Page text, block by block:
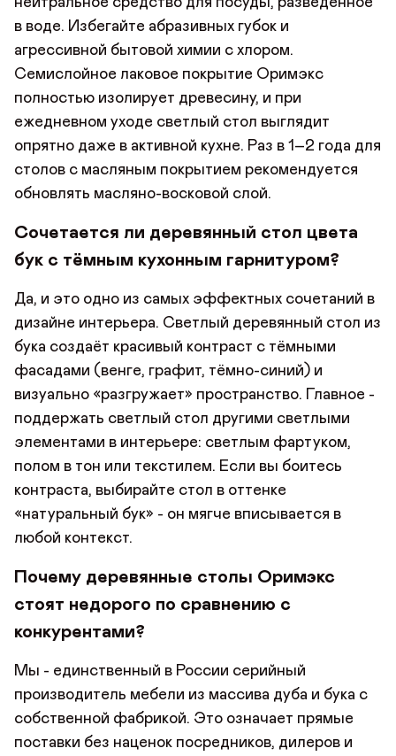
в воде. Избегайте абразивных губок и
агрессивной бытовой химии с хлором.
Семислойное лаковое покрытие Оримэкс
полностью изолирует древесину, и при
ежедневном уходе светлый стол выглядит
опрятно даже в активной кухне. Раз в 1–2 года для
столов с масляным покрытием рекомендуется
обновлять масляно-восковой слой.
Сочетается ли деревянный стол цвета
бук с тёмным кухонным гарнитуром?
Да, и это одно из самых эффектных сочетаний в
дизайне интерьера. Светлый деревянный стол из
бука создаёт красивый контраст с тёмными
фасадами (венге, графит, тёмно-синий) и
визуально «разгружает» пространство. Главное -
поддержать светлый стол другими светлыми
элементами в интерьере: светлым фартуком,
полом в тон или текстилем. Если вы боитесь
контраста, выбирайте стол в оттенке
«натуральный бук» - он мягче вписывается в
любой контекст.
Почему деревянные столы Оримэкс
стоят недорого по сравнению с
конкурентами?
Мы - единственный в России серийный
производитель мебели из массива дуба и бука с
собственной фабрикой. Это означает прямые
поставки без наценок посредников, дилеров и